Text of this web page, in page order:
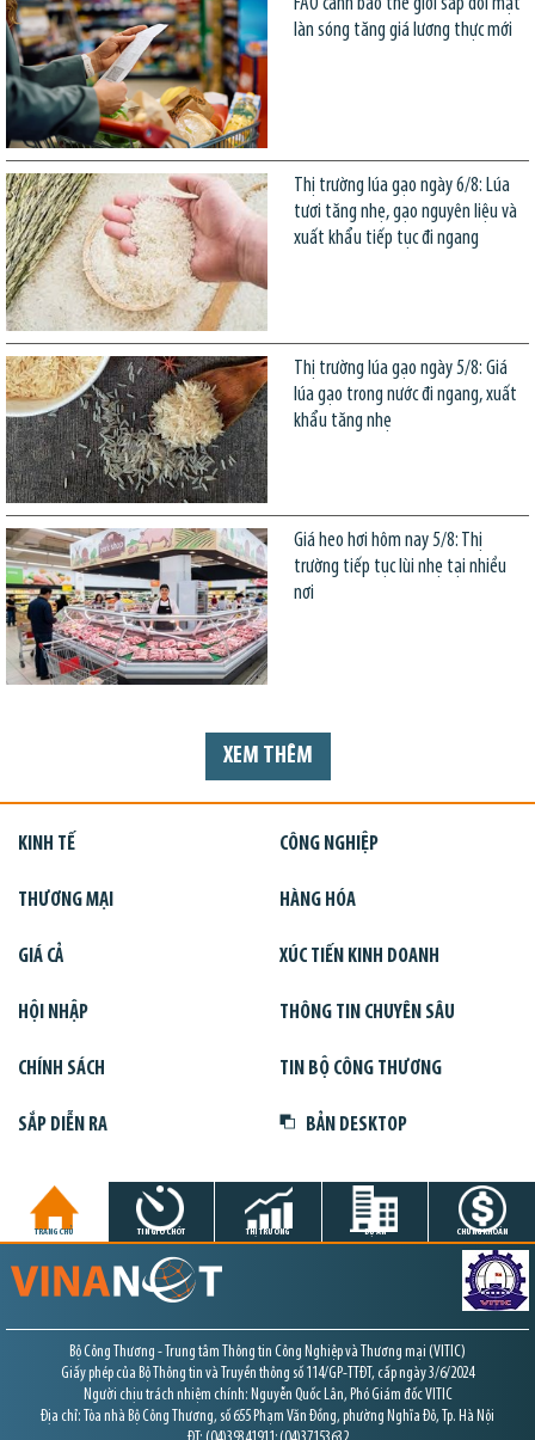
FAO cảnh báo thế giới sắp đối mặt
làn sóng tăng giá lương thực mới
Thị trường lúa gạo ngày 6/8: Lúa
tươi tăng nhẹ, gạo nguyên liệu và
xuất khẩu tiếp tục đi ngang
Thị trường lúa gạo ngày 5/8: Giá
lúa gạo trong nước đi ngang, xuất
khẩu tăng nhẹ
Giá heo hơi hôm nay 5/8: Thị
trường tiếp tục lùi nhẹ tại nhiều
nơi
XEM THÊM
KINH TẾ CÔNG NGHIỆP
THƯƠNG MẠI HÀNG HÓA
GIÁ CẢ XÚC TIẾN KINH DOANH
HỘI NHẬP THÔNG TIN CHUYÊN SÂU
CHÍNH SÁCH TIN BỘ CÔNG THƯƠNG
SẮP DIỄN RA BẢN DESKTOP
TRANG CHỦ TIN GIỜ CHÓT THỊ TRƯỜNG DỰ ÁN CHỨNG KHOÁN
Bộ Công Thương - Trung tâm Thông tin Công Nghiệp và Thương mại (VITIC)
Giấy phép của Bộ Thông tin và Truyền thông số 114/GP-TTĐT, cấp ngày 3/6/2024
Người chịu trách nhiệm chính: Nguyễn Quốc Lân, Phó Giám đốc VITIC
Địa chỉ: Tòa nhà Bộ Công Thương, số 655 Phạm Văn Đồng, phường Nghĩa Đô, Tp. Hà Nội